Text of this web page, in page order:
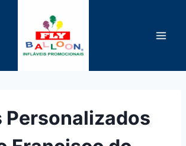
Personalizados